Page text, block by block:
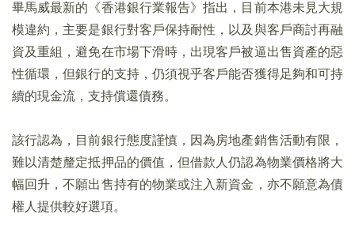
畢馬威最新的《香港銀行業報告》指出，目前本港未見大規
模違約，主要是銀行對客戶保持耐性，以及與客戶商討再融
資及重組，避免在市場下滑時，出現客戶被逼出售資產的惡
性循環，但銀行的支持，仍須視乎客戶能否獲得足夠和可持
續的現金流，支持償還債務。
該行認為，目前銀行態度謹慎，因為房地產銷售活動有限，
難以清楚釐定抵押品的價值，但借款人仍認為物業價格將大
幅回升，不願出售持有的物業或注入新資金，亦不願意為債
權人提供較好選項。